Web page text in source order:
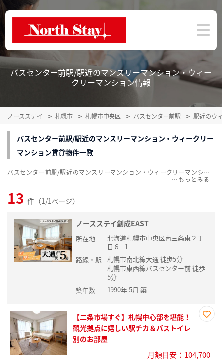
バスセンター前駅/駅近のマンスリーマンション・ウィー
クリーマンション情報
ノースステイ 札幌市 札幌市中央区 バスセンター前駅 駅近のウ
バスセンター前駅/駅近のマンスリーマンション・ウィークリー
マンション賃貸物件一覧
13 件（1/1ページ）
ノースステイ創成EAST
所在地
北海道札幌市中央区南三条東２丁
目６−１
路線・駅
札幌市南北線大通 徒歩5分
札幌市東西線バスセンター前 徒歩
5分
築年数
1990年 5月 築
録
【二条市場すぐ】札幌中心部を堪能！
観光拠点に嬉しい駅チカ＆バストイレ
別のお部屋
月額目安：104,700
バスセンター前駅/駅近のマンスリーマンション・ウィークリーマンション賃貸物件一覧を、13件掲載中。敷金・礼金無料、家具・家電付をご紹介。こだわり条件での絞込みも簡単！
…